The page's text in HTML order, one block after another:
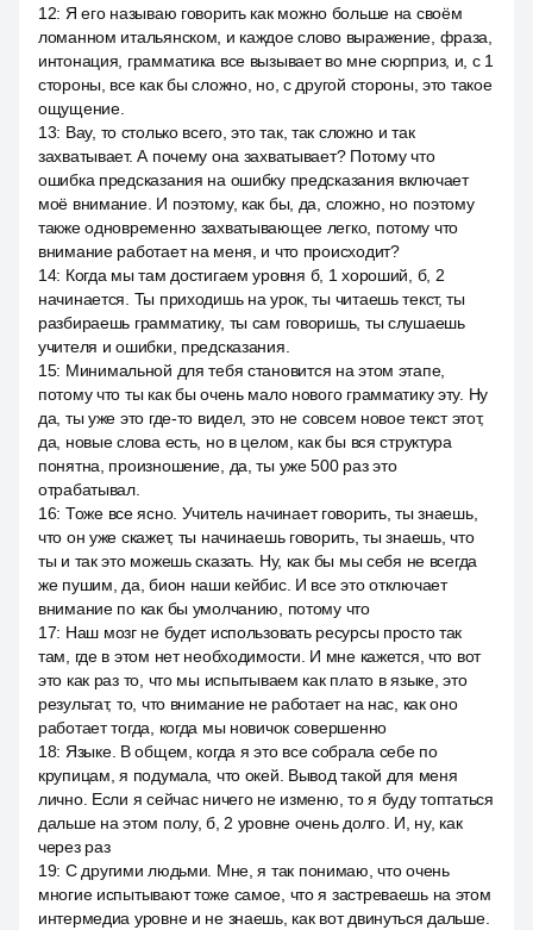
12: Я его называю говорить как можно больше на своём
ломанном итальянском, и каждое слово выражение, фраза,
интонация, грамматика все вызывает во мне сюрприз, и, с 1
стороны, все как бы сложно, но, с другой стороны, это такое
ощущение.
13: Вау, то столько всего, это так, так сложно и так
захватывает. А почему она захватывает? Потому что
ошибка предсказания на ошибку предсказания включает
моё внимание. И поэтому, как бы, да, сложно, но поэтому
также одновременно захватывающее легко, потому что
внимание работает на меня, и что происходит?
14: Когда мы там достигаем уровня б, 1 хороший, б, 2
начинается. Ты приходишь на урок, ты читаешь текст, ты
разбираешь грамматику, ты сам говоришь, ты слушаешь
учителя и ошибки, предсказания.
15: Минимальной для тебя становится на этом этапе,
потому что ты как бы очень мало нового грамматику эту. Ну
да, ты уже это где-то видел, это не совсем новое текст этот,
да, новые слова есть, но в целом, как бы вся структура
понятна, произношение, да, ты уже 500 раз это
отрабатывал.
16: Тоже все ясно. Учитель начинает говорить, ты знаешь,
что он уже скажет, ты начинаешь говорить, ты знаешь, что
ты и так это можешь сказать. Ну, как бы мы себя не всегда
же пушим, да, бион наши кейбис. И все это отключает
внимание по как бы умолчанию, потому что
17: Наш мозг не будет использовать ресурсы просто так
там, где в этом нет необходимости. И мне кажется, что вот
это как раз то, что мы испытываем как плато в языке, это
результат, то, что внимание не работает на нас, как оно
работает тогда, когда мы новичок совершенно
18: Языке. В общем, когда я это все собрала себе по
крупицам, я подумала, что окей. Вывод такой для меня
лично. Если я сейчас ничего не изменю, то я буду топтаться
дальше на этом полу, б, 2 уровне очень долго. И, ну, как
через раз
19: С другими людьми. Мне, я так понимаю, что очень
многие испытывают тоже самое, что я застреваешь на этом
интермедиа уровне и не знаешь, как вот двинуться дальше.